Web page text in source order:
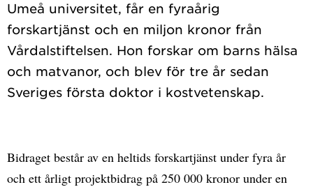
Umeå universitet, får en fyraårig
forskartjänst och en miljon kronor från
Vårdalstiftelsen. Hon forskar om barns hälsa
och matvanor, och blev för tre år sedan
Bidraget består av en heltids forskartjänst under fyra år
och ett årligt projektbidrag på 250 000 kronor under en